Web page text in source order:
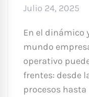
Julio 24, 2025
En el dinámico
mundo
operativo
frentes: desde
procesos